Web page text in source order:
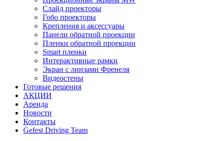
Слайд проекторы
Гобо проекторы
Крепления и аксессуары
Панели обратной проекции
Пленки обратной проекции
Smart пленки
Интерактивные рамки
Экран с линзами Френеля
Видеостены
Готовые решения
АКЦИИ
Аренда
Новости
Контакты
Gefest Driving Team